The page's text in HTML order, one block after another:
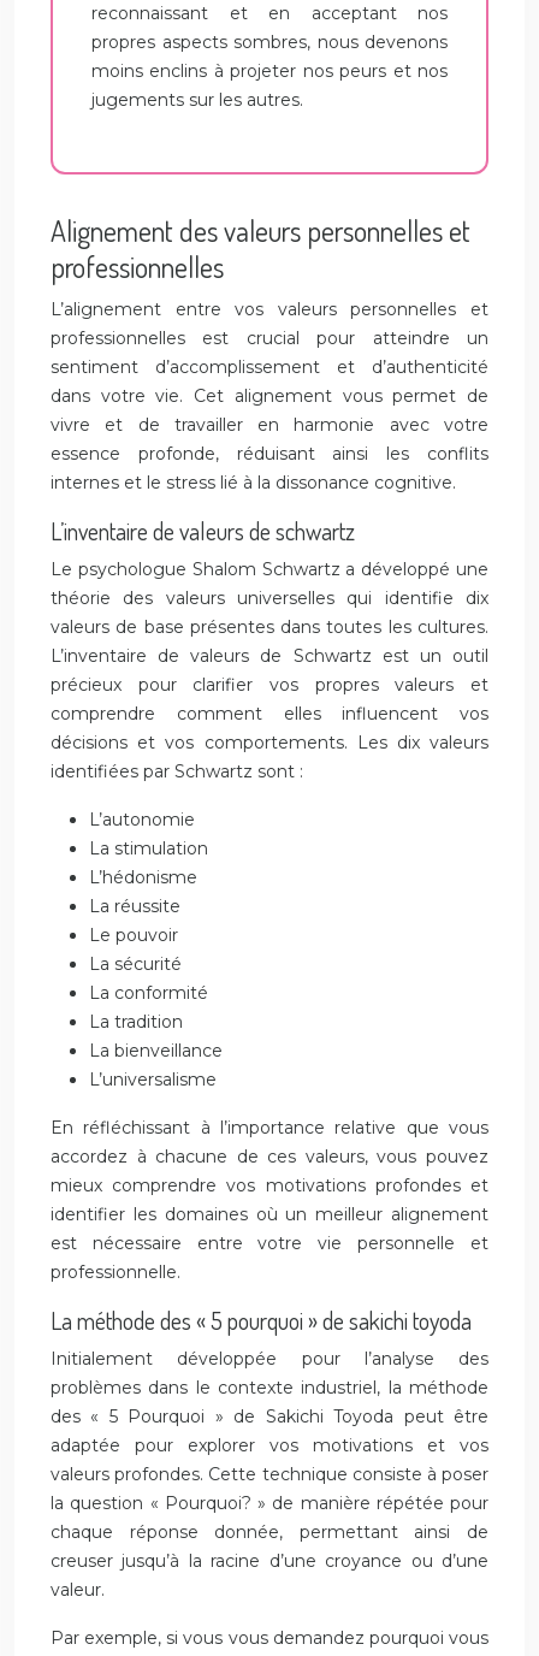
reconnaissant et en acceptant nos
propres aspects sombres, nous devenons
moins enclins à projeter nos peurs et nos
jugements sur les autres.
Alignement des valeurs personnelles et
professionnelles
L’alignement entre vos valeurs personnelles et
professionnelles est crucial pour atteindre un
sentiment d’accomplissement et d’authenticité
dans votre vie. Cet alignement vous permet de
vivre et de travailler en harmonie avec votre
essence profonde, réduisant ainsi les conflits
internes et le stress lié à la dissonance cognitive.
L’inventaire de valeurs de schwartz
Le psychologue Shalom Schwartz a développé une
théorie des valeurs universelles qui identifie dix
valeurs de base présentes dans toutes les cultures.
L’inventaire de valeurs de Schwartz est un outil
précieux pour clarifier vos propres valeurs et
comprendre comment elles influencent vos
décisions et vos comportements. Les dix valeurs
identifiées par Schwartz sont :
L’autonomie
La stimulation
L’hédonisme
La réussite
Le pouvoir
La sécurité
La conformité
La tradition
La bienveillance
L’universalisme
En réfléchissant à l’importance relative que vous
accordez à chacune de ces valeurs, vous pouvez
mieux comprendre vos motivations profondes et
identifier les domaines où un meilleur alignement
est nécessaire entre votre vie personnelle et
professionnelle.
La méthode des « 5 pourquoi » de sakichi toyoda
Initialement développée pour l’analyse des
problèmes dans le contexte industriel, la méthode
des « 5 Pourquoi » de Sakichi Toyoda peut être
adaptée pour explorer vos motivations et vos
valeurs profondes. Cette technique consiste à poser
la question « Pourquoi? » de manière répétée pour
chaque réponse donnée, permettant ainsi de
creuser jusqu’à la racine d’une croyance ou d’une
valeur.
Par exemple, si vous vous demandez pourquoi vous